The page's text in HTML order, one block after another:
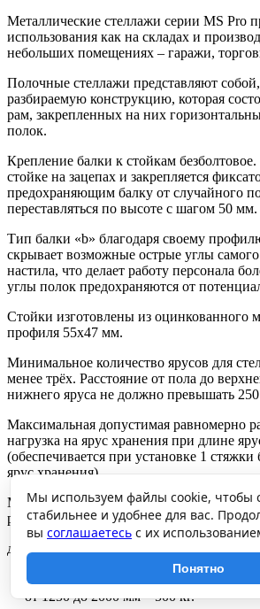
Металлические стеллажи серии MS Pro
использования как на складах и
небольших помещениях – гаражи,
Полочные стеллажи представляют
разбираемую конструкцию, которая
рам, закрепленных на них
полок.
Крепление балки к стойкам безболтовое.
стойке на зацепах и закрепляется
предохраняющим балку от случайного
переставляться по высоте с шагом 50 мм.
Тип балки «b» благодаря своему
скрывает возможные острые углы
настила, что делает работу персонала
углы полок предохраняются от
Стойки изготовлены из оцинкованного
профиля 55х47 мм.
Минимальное количество ярусов для
менее трёх. Расстояние от пола до
нижнего яруса не должно превышать
Максимальная допустимая равномерно
нагрузка на ярус хранения при длине
(обеспечивается при установке 1
ярус хранения)
Максимальная допустимая нагрузка на
расстоянии между ярусами хранения по
до 750 мм – 2500 кг,
от 750 до 1000 мм – 1500 кг,
от 1000 до 1250 мм – 1050 кг,
от 1250 до 2000 мм – 500 кг.
Мы используем файлы cookie, чтобы
стабильнее и удобнее для вас.
вы соглашаетесь с их
Понятно